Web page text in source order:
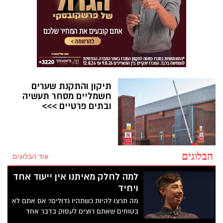
תיקון והתקנת שערים
חשמליים מסחר תעשיה
ובתים פרטיים >>>
הבלוגים עוד הבלוגים
למה לחלק מאיתנו אין ייעוד אחד
ויחיד
מה תרצו להיות כשתהיו גדולים? אם אתם לא
בטוחים שאתם רוצים לעסוק בדבר אחד